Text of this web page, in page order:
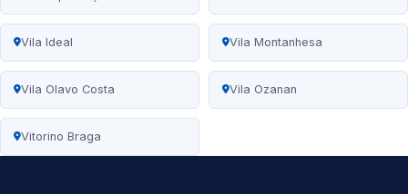
Vila Ideal Vila Montanhesa
Vila Olavo Costa Vila Ozanan
Vitorino Braga